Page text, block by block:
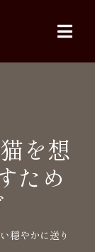
を想
ため
穏やかに送り